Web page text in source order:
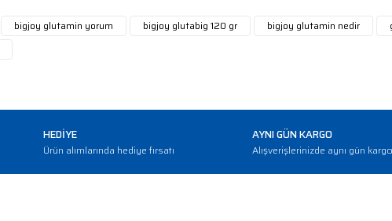
bigjoy glutamin yorum bigjoy glutabig 120 gr bigjoy glutamin nedir
HEDİYE
Ürün alımlarında hediye fırsatı
AYNI GÜN KARGO
Alışverişlerinizde aynı gün kargo